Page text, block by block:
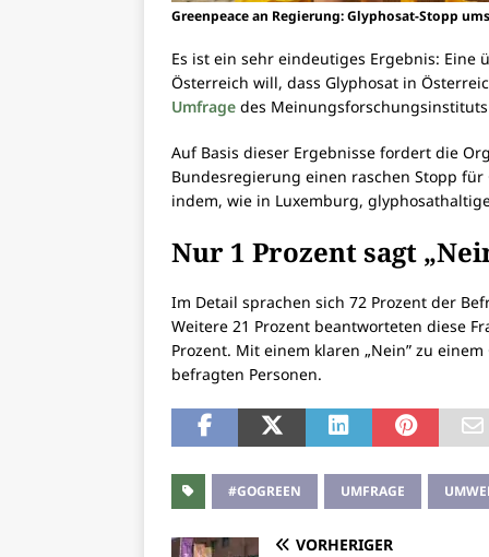
Greenpeace an Regierung: Glyphosat-Stopp
Es ist ein sehr eindeutiges Ergebnis:
Österreich will, dass Glyphosat in
Umfrage des
Auf Basis dieser Ergebnisse fordert die
Bundesregierung einen raschen Stopp
indem, wie in Luxemburg,
Nur 1 Prozent sagt
Im Detail sprachen sich 72 Prozent der
Weitere 21 Prozent beantworteten diese
Prozent. Mit einem klaren „Nein” zu
befragten Personen.
#GOGREEN UMFRAGE
VORHERIGER